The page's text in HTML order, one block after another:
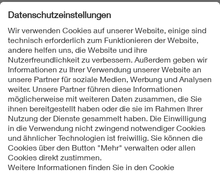
Folgen Sie uns
Kontakt
Impressum
Datenschutzinformationen